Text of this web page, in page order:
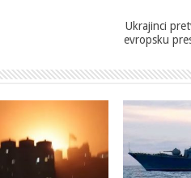
Ukrajinci
evropsku